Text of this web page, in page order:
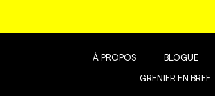
À PROPOS BLOGUE
GRENIER EN BREF